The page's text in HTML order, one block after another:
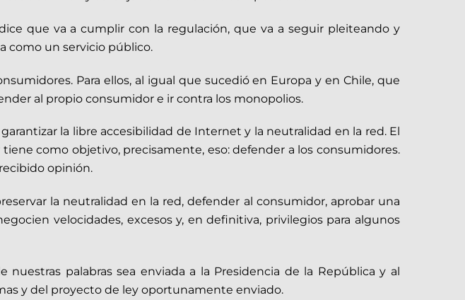
que va a cumplir con la regulación, que va a seguir pleiteando y
como un servicio público.
Para ellos, al igual que sucedió en Europa y en Chile, que
al propio consumidor e ir contra los monopolios.
la libre accesibilidad de Internet y la neutralidad en la red. El
como objetivo, precisamente, eso: defender a los consumidores.
opinión.
la neutralidad en la red, defender al consumidor, aprobar una
velocidades, excesos y, en definitiva, privilegios para algunos
palabras sea enviada a la Presidencia de la República y al
y del proyecto de ley oportunamente enviado.